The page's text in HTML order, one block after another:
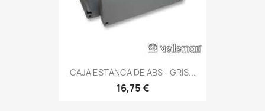
CAJA ESTANCA DE ABS - GRIS...
16,75 €